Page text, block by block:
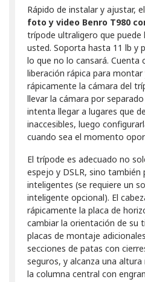
Rápido de instalar y ajustar, el
foto y video Benro T980
trípode ultraligero que puede
usted. Soporta hasta 11 lb y
lo que no lo cansará. Cuenta
liberación rápica para
rápicamente la cámara del
llevar la cámara por
intenta llegar a lugares que
inaccesibles, luego
cuando sea el momento
El trípode es adecuado no
espejo y DSLR, sino también
inteligentes (se requiere un
inteligente opcional). El
rápicamente la placa de
cambiar la orientación de su
placas de montaje
secciones de patas con
seguros, y alcanza una
la columna central con